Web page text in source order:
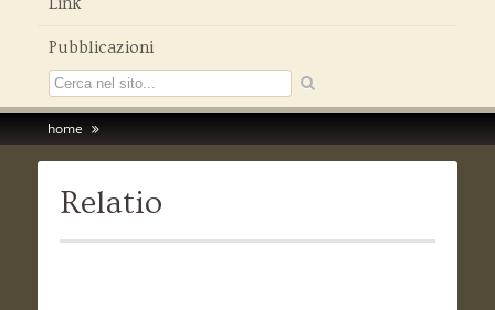
Pubblicazioni
home
Relatio